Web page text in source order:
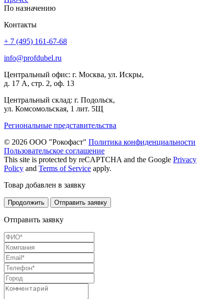
По назначению
Контакты
+ 7 (495) 161-67-68
info@profdubel.ru
Центральный офис: г. Москва, ул. Искры,
д. 17 А, стр. 2, оф. 13
Центральный склад: г. Подольск,
ул. Комсомольская, 1 лит. 5Щ
Региональные представительства
© 2026 ООО "Рокофаст" Политика конфиденциальности
Пользовательское соглашение
This site is protected by reCAPTCHA and the Google Privacy
Policy and Terms of Service apply.
Товар добавлен в заявку
Продолжить Отправить заявку
Отправить заявку